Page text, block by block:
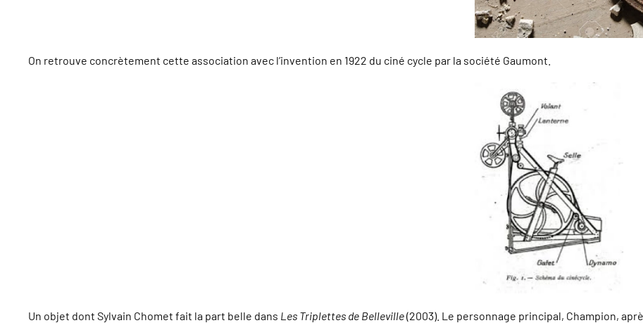
On retrouve concrètement cette association avec l’invention en 1922 du ciné cycle par la société Gaumont.
Un objet dont Sylvain Chomet fait la part belle dans Les Triplettes de Belleville(2003). Le personnage principal, Champion,